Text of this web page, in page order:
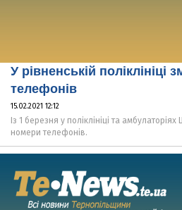
У рівненській поліклініці
телефонів
15.02.2021 12:12
Із 1 березня у поліклініці та
номери телефонів.